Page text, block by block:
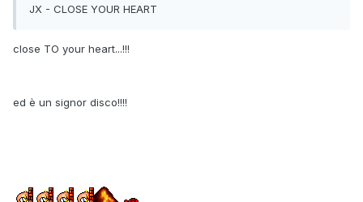
JX - CLOSE YOUR HEART
close TO your heart...!!!
ed è un signor disco!!!!